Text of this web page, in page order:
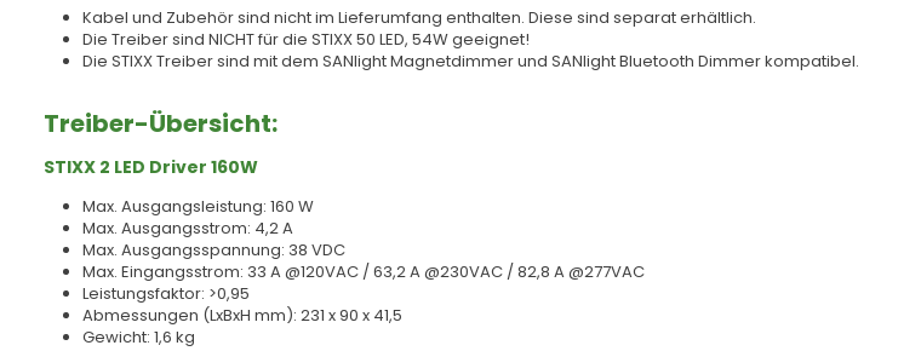
Kabel und Zubehör sind nicht im Lieferumfang enthalten. Diese sind separat erhältlich.
Die Treiber sind NICHT für die STIXX 50 LED, 54W geeignet!
Die STIXX Treiber sind mit dem SANlight Magnetdimmer und SANlight Bluetooth Dimmer kompatibel.
Treiber-Übersicht:
STIXX 2 LED Driver 160W
Max. Ausgangsleistung: 160 W
Max. Ausgangsstrom: 4,2 A
Max. Ausgangsspannung: 38 VDC
Max. Eingangsstrom: 33 A @120VAC / 63,2 A @230VAC / 82,8 A @277VAC
Leistungsfaktor: >0,95
Abmessungen (LxBxH mm): 231 x 90 x 41,5
Gewicht: 1,6 kg